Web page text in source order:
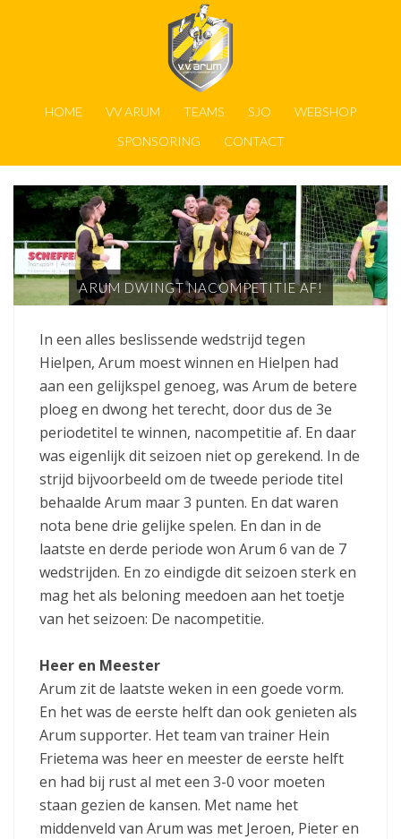
HOME VV ARUM TEAMS SJO
WEBSHOP
SPONSORING
CONTACT
ARUM DWINGT NACOMPETITIE AF!
In een alles beslissende wedstrijd tegen
Hielpen, Arum moest winnen en Hielpen had
aan een gelijkspel genoeg, was Arum de betere
ploeg en dwong het terecht, door dus de 3e
periodetitel te winnen, nacompetitie af. En daar
was eigenlijk dit seizoen niet op gerekend. In de
strijd bijvoorbeeld om de tweede periode titel
behaalde Arum maar 3 punten. En dat waren
nota bene drie gelijke spelen. En dan in de
laatste en derde periode won Arum 6 van de 7
wedstrijden. En zo eindigde dit seizoen sterk en
mag het als beloning meedoen aan het toetje
van het seizoen: De nacompetitie.
Heer en Meester
Arum zit de laatste weken in een goede vorm.
En het was de eerste helft dan ook genieten als
Arum supporter. Het team van trainer Hein
Frietema was heer en meester de eerste helft
en had bij rust al met een 3-0 voor moeten
staan gezien de kansen. Met name het
middenveld van Arum was met Jeroen, Pieter en